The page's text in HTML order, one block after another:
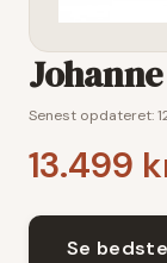
Senest opdateret:
13.499
Se